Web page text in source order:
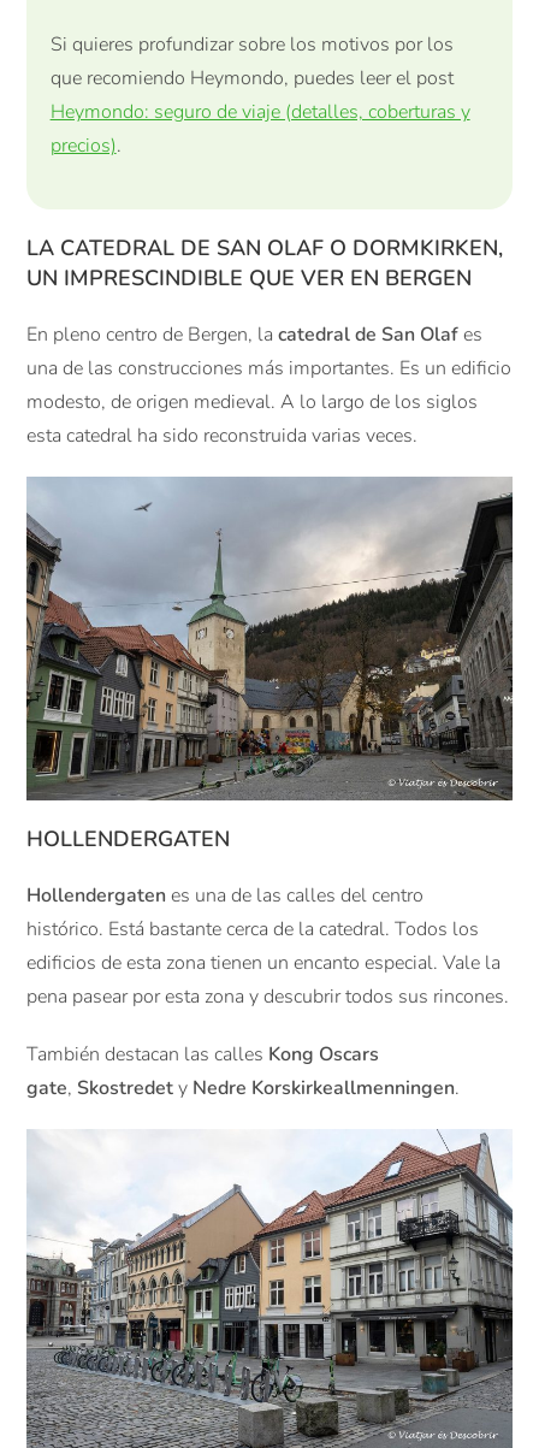
Si quieres profundizar sobre los motivos por los
que recomiendo Heymondo, puedes leer el post
Heymondo: seguro de viaje (detalles, coberturas y
precios).
LA CATEDRAL DE SAN OLAF O DORMKIRKEN,
UN IMPRESCINDIBLE QUE VER EN BERGEN
En pleno centro de Bergen, lacatedral de San Olafes
una de las construcciones más importantes. Es un edificio
modesto, de origen medieval. A lo largo de los siglos
esta catedral ha sido reconstruida varias veces.
HOLLENDERGATEN
Hollendergaten es una de las calles del centro
histórico. Está bastante cerca de la catedral. Todos los
edificios de esta zona tienen un encanto especial. Vale la
pena pasear por esta zona y descubrir todos sus rincones.
También destacan las calles Kong Oscars
gate, Skostredety Nedre Korskirkeallmenningen.